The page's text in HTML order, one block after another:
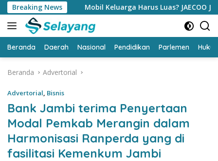
Langsung
ke
konten
Breaking News
Mobil Keluarga Harus Luas? JAECOO J5 EV Punya
Beranda Daerah Nasional Pendidikan Parlemen
Beranda Advertorial
Advertorial, Bisnis
Bank Jambi terima Penyertaan
Modal Pemkab Merangin dalam
Harmonisasi Ranperda yang di
fasilitasi Kemenkum Jambi